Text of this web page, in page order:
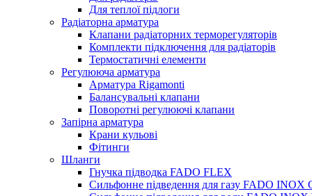
Для теплої підлоги
Радіаторна арматура
Клапани радіаторних терморегуляторів
Комплекти підключення для радіаторів
Термостатичні елементи
Регулююча арматура
Арматура Rigamonti
Балансувальні клапани
Поворотні регулюючі клапани
Запірна арматура
Крани кульові
Фітинги
Шланги
Гнучка підводка FADO FLEX
Сильфонне підведення для газу FADO INOX